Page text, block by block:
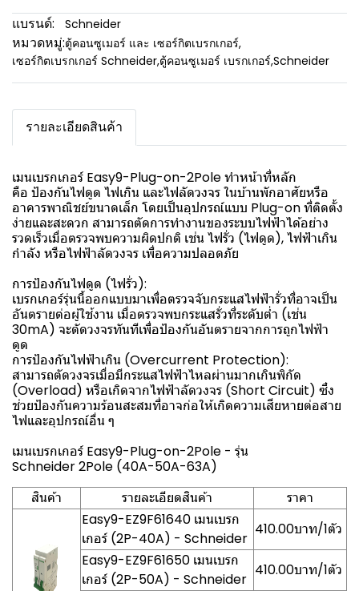
แบรนด์:
Schneider
หมวดหมู่:ตู้คอนซูเมอร์ และ เซอร์กิตเบรกเกอร์,
เซอร์กิตเบรกเกอร์ Schneider,ตู้คอนซูเมอร์ เบรกเกอร์,Schneider
รายละเอียดสินค้า
เมนเบรกเกอร์ Easy9-Plug-on-2Pole ทำหน้าที่หลัก
คือ ป้องกันไฟดูด ไฟเกิน และไฟลัดวงจร ในบ้านพักอาศัยหรือ
อาคารพาณิชย์ขนาดเล็ก โดยเป็นอุปกรณ์แบบ Plug-on ที่ติดตั้ง
ง่ายและสะดวก สามารถตัดการทำงานของระบบไฟฟ้าได้อย่าง
รวดเร็วเมื่อตรวจพบความผิดปกติ เช่น ไฟรั่ว (ไฟดูด), ไฟฟ้าเกิน
กำลัง หรือไฟฟ้าลัดวงจร เพื่อความปลอดภัย
การป้องกันไฟดูด (ไฟรั่ว):
เบรกเกอร์รุ่นนี้ออกแบบมาเพื่อตรวจจับกระแสไฟฟ้ารั่วที่อาจเป็น
อันตรายต่อผู้ใช้งาน เมื่อตรวจพบกระแสรั่วที่ระดับต่ำ (เช่น
30mA) จะตัดวงจรทันทีเพื่อป้องกันอันตรายจากการถูกไฟฟ้า
ดูด
การป้องกันไฟฟ้าเกิน (Overcurrent Protection):
สามารถตัดวงจรเมื่อมีกระแสไฟฟ้าไหลผ่านมากเกินพิกัด
(Overload) หรือเกิดจากไฟฟ้าลัดวงจร (Short Circuit) ซึ่ง
ช่วยป้องกันความร้อนสะสมที่อาจก่อให้เกิดความเสียหายต่อสาย
ไฟและอุปกรณ์อื่น ๆ
เมนเบรกเกอร์ Easy9-Plug-on-2Pole - รุ่น
Schneider 2Pole (40A-50A-63A)
สินค้า
รายละเอียดสินค้า
ราคา
Easy9-EZ9F61640 เมนเบรก
เกอร์ (2P-40A) - Schneider
410.00บาท/1ตัว
Easy9-EZ9F61650 เมนเบรก
เกอร์ (2P-50A) - Schneider
410.00บาท/1ตัว